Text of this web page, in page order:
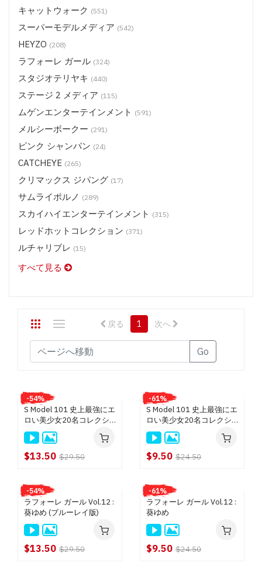
ムゲンエンターテインメント全作品 (DVD/BD) $9.50
CATCHEYE (BD) $13.50
CATCHEYE その他 (DVD/BD) $9.50
サムライポルノ (BD) $13.50
サムライポルノ 全作品 (DVD/BD) $9.50
HEYZO (DVD) $14.50
ステージ 2 メディア (BD) $18.50
ステージ 2 メディア (BD) $16.50
ステージ 2 メディア (BD) $14.50
ステージ 2 メディア (DVD) $16.50
ステージ 2 メディア (DVD) $13.50
スタジオテリヤキ ポークテリヤキ (DVD) $9.50
スタジオテリヤキ ブリノテリヤキ(DVD) $9.50
スタジオテリヤキ チキンテリヤキ・他 (DVD) $9.50
スカイハイエンターテインメント (BD) $19.50
スカイハイエンターテインメント (DVD) $13.50
レッドホットジャム (DVD) $13.50
レッドホットフェティッシュコレクション (DVD) $13.50
レッドホット コレクション (DVD) $9.50
ルチャリブレ (DVD) $13.50
神風 ガールズ/プレミアム (DVD) $9.50
神風 プレミアム (DVD) $13.50
エンパイア (DVD) $9.50
ピンクパンチャー (DVD) $9.50
MIKADO (DVD) $9.50
クライマックスジパング (DVD) $14.50
ピンク シャンパン $13.50
トラトラトラ (DVD) $13.50
Queen 8 (DVD) $9.50
キャットウォーク (551)
スーパーモデルメディア (542)
HEYZO (208)
ラフォーレ ガール (324)
スタジオテリヤキ (440)
ステージ 2 メディア (115)
ムゲンエンターテインメント (591)
メルシーボークー (291)
ピンク シャンパン (24)
CATCHEYE (265)
クリマックス ジパング (17)
サムライポルノ (289)
スカイハイエンターテインメント (315)
レッドホットコレクション (371)
ルチャリブレ (15)
すべて見る
戻る 1 次へ
Go
-54%
S Model 101 史上最強にエ
ロい美少女20名コレクシ
ョン 3HR : 北川瞳, 篠田ゆ
う, あいださくら, 総勢20
名 (ブルーレイディスク版)
$13.50 $29.50
-61%
S Model 101 史上最強にエ
ロい美少女20名コレクシ
ョン 3HR : 北川瞳, 篠田ゆ
う, あいださくら, 総勢20
名
$9.50 $24.50
-54%
ラフォーレ ガール Vol.12 :
葵ゆめ (ブルーレイ版)
$13.50 $29.50
-61%
ラフォーレ ガール Vol.12 :
葵ゆめ
$9.50 $24.50